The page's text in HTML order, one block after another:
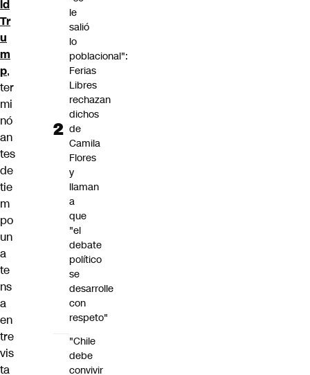
ld
Tr
u
m
p,
ter
mi
nó
an
tes
de
tie
m
po
un
a
te
ns
a
en
tre
vis
ta
le
salió
lo
poblacional":
Ferias
Libres
rechazan
dichos
de
Camila
Flores
y
llaman
a
que
"el
debate
político
se
desarrolle
con
respeto"
"Chile
debe
convivir